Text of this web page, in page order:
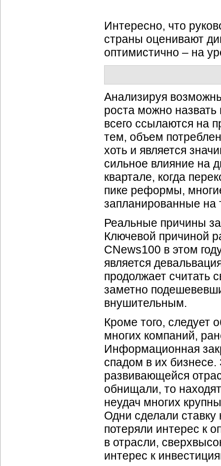
Интересно, что
страны оценивают
оптимистично – на
Анализируя
роста можно
всего ссылаются на
тем, объем
хоть и является
сильное влияние на
квартале, когда
пике реформы,
запланированные на
Реальные причины
Ключевой причиной
CNews100 в этом
является
продолжает считать
заметно
внушительным.
Кроме того, следует
многих компаний,
Информационная
спадом в их
развивающейся
обнищали, то
неудач многих
Одни сделали
потеряли интерес к
в отрасли,
интерес к